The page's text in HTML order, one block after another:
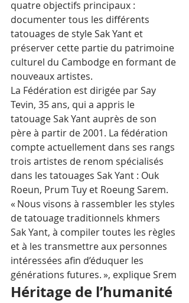
quatre objectifs principaux :
documenter tous les différents
tatouages de style Sak Yant et
préserver cette partie du patrimoine
culturel du Cambodge en formant de
nouveaux artistes.
La Fédération est dirigée par Say
Tevin, 35 ans, qui a appris le
tatouage Sak Yant auprès de son
père à partir de 2001. La fédération
compte actuellement dans ses rangs
trois artistes de renom spécialisés
dans les tatouages Sak Yant : Ouk
Roeun, Prum Tuy et Roeung Sarem.
« Nous visons à rassembler les styles
de tatouage traditionnels khmers
Sak Yant, à compiler toutes les règles
et à les transmettre aux personnes
intéressées afin d’éduquer les
générations futures. », explique Srem
Héritage de l’humanité